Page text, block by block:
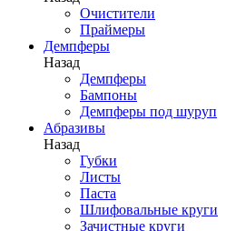
Очистители
Праймеры
Демпферы
Назад
Демпферы
Бампоны
Демпферы под шуруп
Абразивы
Назад
Губки
Листы
Паста
Шлифовальные круги
Зачистные круги